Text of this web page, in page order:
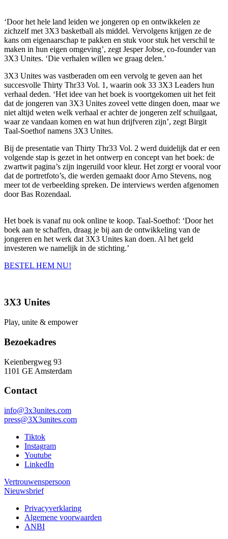
‘Door het hele land leiden we jongeren op en ontwikkelen ze
zichzelf met 3X3 basketball als middel. Vervolgens krijgen ze de
kans om eigenaarschap te pakken en stuk voor stuk het verschil te
maken in hun eigen omgeving’, zegt Jesper Jobse, co-founder van
3X3 Unites. ‘Die verhalen willen we graag delen.’
3X3 Unites was vastberaden om een vervolg te geven aan het
succesvolle Thirty Thr33 Vol. 1, waarin ook 33 3X3 Leaders hun
verhaal deden. ‘Het idee van het boek is voortgekomen uit het feit
dat de jongeren van 3X3 Unites zoveel vette dingen doen, maar we
niet altijd weten welk verhaal er achter de jongeren zelf schuilgaat,
waar ze vandaan komen en wat hun drijfveren zijn’, zegt Birgit
Taal-Soethof namens 3X3 Unites.
Bij de presentatie van Thirty Thr33 Vol. 2 werd duidelijk dat er een
volgende stap is gezet in het ontwerp en concept van het boek: de
zwartwit pagina’s zijn ingeruild voor kleur. Het zorgt er vooral voor
dat de portretfoto’s, die werden gemaakt door Arno Stevens, nog
meer tot de verbeelding spreken. De interviews werden afgenomen
door Bas Rozendaal.
Het boek is vanaf nu ook online te koop. Taal-Soethof: ‘Door het
boek aan te schaffen, draag je bij aan de ontwikkeling van de
jongeren en het werk dat 3X3 Unites kan doen. Al het geld
investeren we namelijk in de stichting.’
BESTEL HEM NU!
3X3 Unites
Play, unite & empower
Bezoekadres
Keienbergweg 93
1101 GE Amsterdam
Contact
info@3x3unites.com
press@3X3unites.com
Tiktok
Instagram
Youtube
LinkedIn
Vertrouwenspersoon
Nieuwsbrief
Privacyverklaring
Algemene voorwaarden
ANBI